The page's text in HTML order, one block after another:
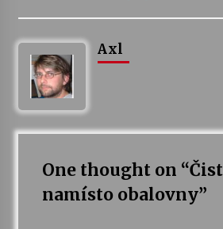
Axl
One thought on “
namísto obalovny”